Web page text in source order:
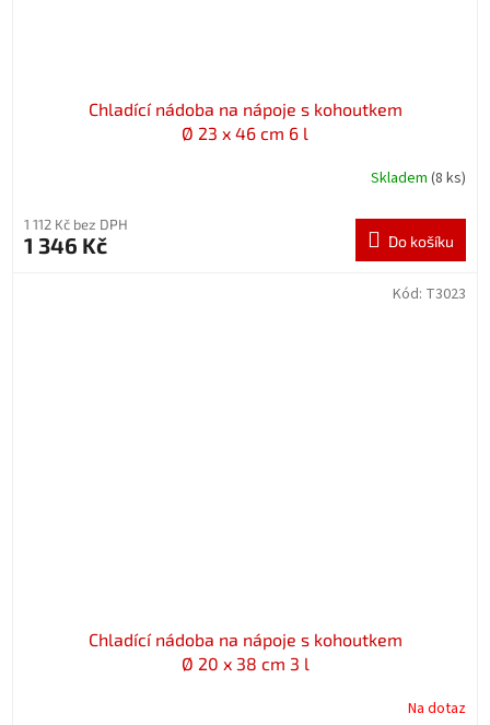
Chladící nádoba na nápoje s kohoutkem
Ø 23 x 46 cm 6 l
Skladem (8 ks)
1 112 Kč bez DPH
1 346 Kč Do košíku
Chladící nádoba na nápoje s kohoutkem
Ø 20 x 38 cm 3 l
Na dotaz
Kód: T3023